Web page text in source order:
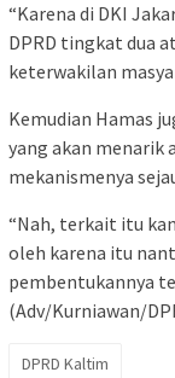
“Karena di DKI
DPRD tingkat dua
keterwakilan
Kemudian Hamas
yang akan menarik
mekanismenya
“Nah, terkait itu
oleh karena itu
pembentukannya
(Adv/Kurniawan/
DPRD Kaltim